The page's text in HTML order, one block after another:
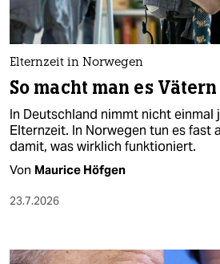
berlin
nord
wahrheit
verlag
verlag
Elternzeit in Norwegen
So macht man es
In Deutschland nimmt nicht einmal
Elternzeit. In Norwegen tun es fast
damit, was wirklich funktioniert.
Von Maurice Höfgen
23.7.2026